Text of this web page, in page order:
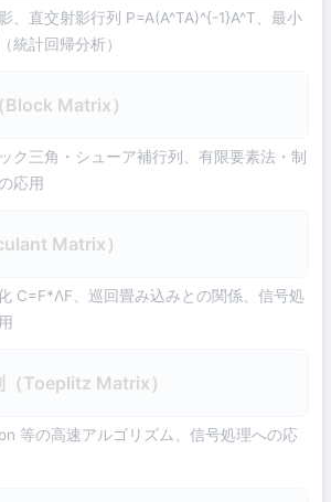
、直交射影行列 P=A(A^TA)^{-1}A^T、最小
統計回帰分析）
Matrix）
ク三角・シューア補行列、有限要素法・制
応用
Matrix）
C=F*ΛF、巡回畳み込みとの関係、信号処
（Toeplitz Matrix）
等の高速アルゴリズム、信号処理への応